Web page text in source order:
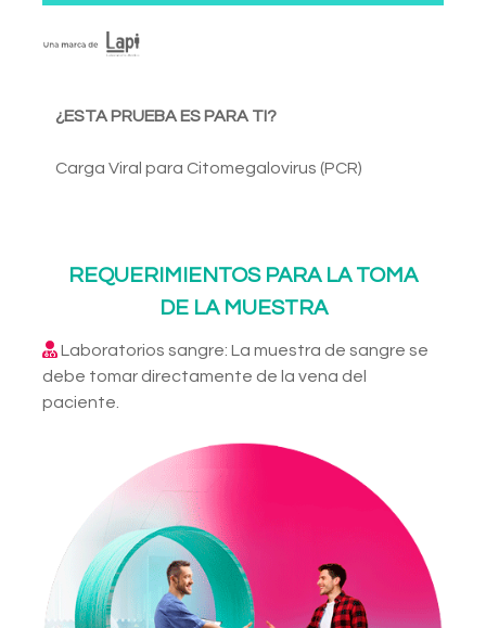
¿ESTA PRUEBA ES PARA TI?
Carga Viral para Citomegalovirus (PCR)
REQUERIMIENTOS PARA LA TOMA
DE LA MUESTRA
Laboratorios sangre: La muestra de sangre se
debe tomar directamente de la vena del
paciente.